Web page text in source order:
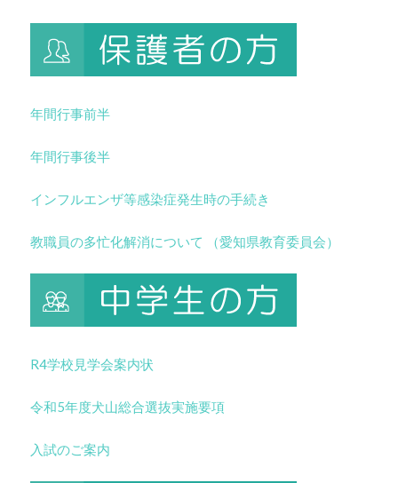
年間行事前半
年間行事後半
インフルエンザ等感染症発生時の手続き
教職員の多忙化解消について （愛知県教育委員会）
R4学校見学会案内状
令和5年度犬山総合選抜実施要項
入試のご案内